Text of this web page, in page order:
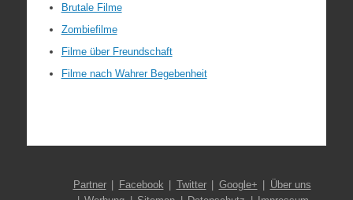
Brutale Filme
Zombiefilme
Filme über Freundschaft
Filme nach Wahrer Begebenheit
Partner Facebook Twitter Google+
Über uns